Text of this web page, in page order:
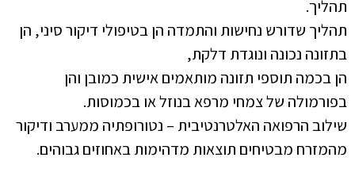
תהליך.
תהליך שדורש נחישות והתמדה הן בטיפולי דיקור סיני, הן
בתזונה נכונה ונוגדת דלקת,
הן בכמה תוספי תזונה מותאמים אישית כמובן והן
בפורמולה של צמחי מרפא בנוזל או בכמוסות.
שילוב הרפואה האלטרנטיבית – נטורופתיה ממערב ודיקור
מהמזרח מבטיחים תוצאות מדהימות באחוזים גבוהים.